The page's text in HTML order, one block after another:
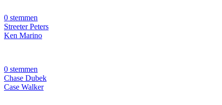
0 stemmen
Streeter Peters
Ken Marino
0 stemmen
Chase Dubek
Case Walker